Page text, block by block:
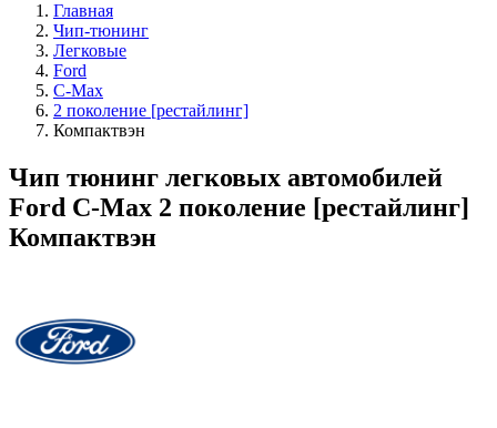
Главная
Чип-тюнинг
Легковые
Ford
C-Max
2 поколение [рестайлинг]
Компактвэн
Чип тюнинг легковых автомобилей
Ford C-Max 2 поколение [рестайлинг]
Компактвэн